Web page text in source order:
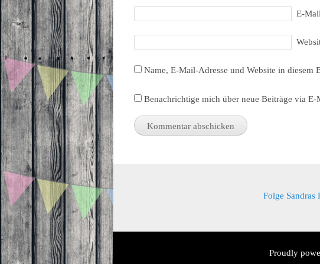
E-
Name, E-Mail-Adresse und Website in diesem
Benachrichtige mich über neue Beiträge via E-
Folge Sandras
Proudly